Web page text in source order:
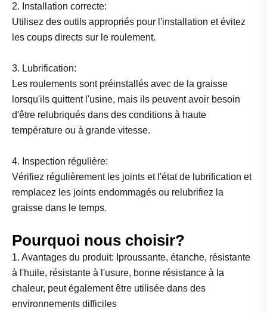
2. Installation correcte:
Utilisez des outils appropriés pour l'installation et évitez
les coups directs sur le roulement.
3. Lubrification:
Les roulements sont préinstallés avec de la graisse
lorsqu'ils quittent l'usine, mais ils peuvent avoir besoin
d'être relubriqués dans des conditions à haute
température ou à grande vitesse.
4. Inspection régulière:
Vérifiez régulièrement les joints et l'état de lubrification et
remplacez les joints endommagés ou relubrifiez la
graisse dans le temps.
Pourquoi nous choisir?
1. Avantages du produit: Iproussante, étanche, résistante
à l'huile, résistante à l'usure, bonne résistance à la
chaleur, peut également être utilisée dans des
environnements difficiles